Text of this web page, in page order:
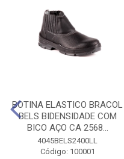
BOTINA ELASTICO BRACOL
BELS BIDENSIDADE COM
BICO AÇO CA 2568...
4045BELS2400LL
Código: 100001